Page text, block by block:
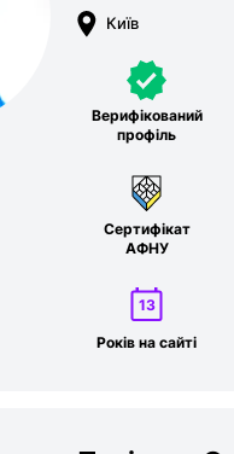
Київ
Верифікований
профіль
Сертифікат
АФНУ
13
Років на сайті